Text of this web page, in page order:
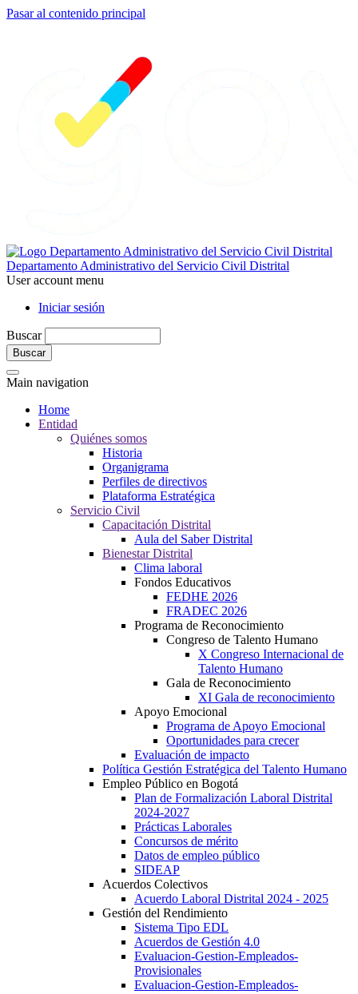
Pasar al contenido principal
Departamento Administrativo del Servicio Civil Distrital
User account menu
Iniciar sesión
Buscar
Main navigation
Home
Entidad
Quiénes somos
Historia
Organigrama
Perfiles de directivos
Plataforma Estratégica
Servicio Civil
Capacitación Distrital
Aula del Saber Distrital
Bienestar Distrital
Clima laboral
Fondos Educativos
FEDHE 2026
FRADEC 2026
Programa de Reconocimiento
Congreso de Talento Humano
X Congreso Internacional de
Talento Humano
Gala de Reconocimiento
XI Gala de reconocimiento
Apoyo Emocional
Programa de Apoyo Emocional
Oportunidades para crecer
Evaluación de impacto
Política Gestión Estratégica del Talento Humano
Empleo Público en Bogotá
Plan de Formalización Laboral Distrital
2024-2027
Prácticas Laborales
Concursos de mérito
Datos de empleo público
SIDEAP
Acuerdos Colectivos
Acuerdo Laboral Distrital 2024 - 2025
Gestión del Rendimiento
Sistema Tipo EDL
Acuerdos de Gestión 4.0
Evaluacion-Gestion-Empleados-
Provisionales
Evaluacion-Gestion-Empleados-